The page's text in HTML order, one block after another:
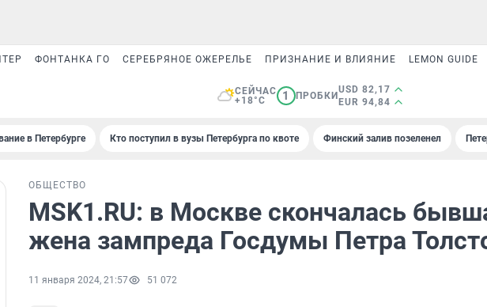
ФОНТАНКА ГО СЕРЕБРЯНОЕ ОЖЕРЕЛЬЕ ПРИЗНАНИЕ И ВЛИЯНИЕ LEMON GUIDE
СЕЙЧАС
+18°C
1 ПРОБКИ
USD 82,17
EUR 94,84
в Петербурге Кто поступил в вузы Петербурга по квоте Финский залив позеленел
ОБЩЕСТВО
MSK1.RU: в Москве скончалась
жена зампреда Госдумы Петра
11 января 2024, 21:57 51 072